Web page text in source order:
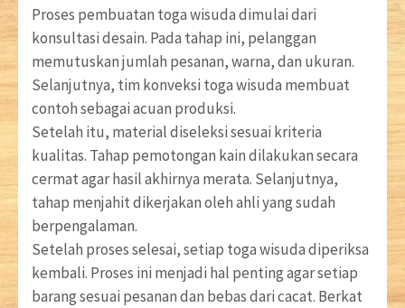
Proses pembuatan toga wisuda dimulai dari
konsultasi desain. Pada tahap ini, pelanggan
memutuskan jumlah pesanan, warna, dan ukuran.
Selanjutnya, tim konveksi toga wisuda membuat
contoh sebagai acuan produksi.
Setelah itu, material diseleksi sesuai kriteria
kualitas. Tahap pemotongan kain dilakukan secara
cermat agar hasil akhirnya merata. Selanjutnya,
tahap menjahit dikerjakan oleh ahli yang sudah
berpengalaman.
Setelah proses selesai, setiap toga wisuda diperiksa
kembali. Proses ini menjadi hal penting agar setiap
barang sesuai pesanan dan bebas dari cacat. Berkat